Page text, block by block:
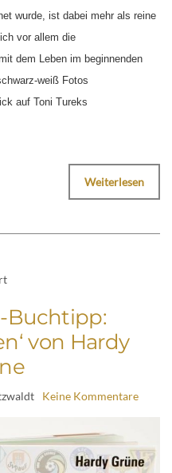
wurde, ist dabei mehr als reine
vor allem die
dem Leben im beginnenden
weiß Fotos
auf Toni Tureks
Weiterlesen
Buchtipp:
von Hardy
Keine Kommentare